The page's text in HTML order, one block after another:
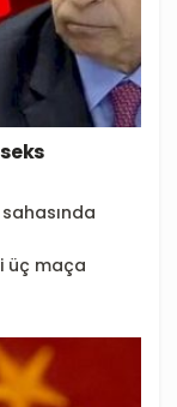
üç maça